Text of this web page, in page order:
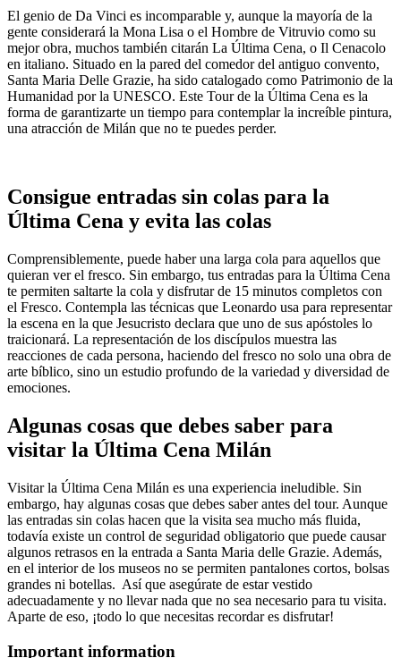
El genio de Da Vinci es incomparable y, aunque la mayoría de la
gente considerará la Mona Lisa o el Hombre de Vitruvio como su
mejor obra, muchos también citarán La Última Cena, o Il Cenacolo
en italiano. Situado en la pared del comedor del antiguo convento,
Santa Maria Delle Grazie, ha sido catalogado como Patrimonio de la
Humanidad por la UNESCO. Este Tour de la Última Cena es la
forma de garantizarte un tiempo para contemplar la increíble pintura,
una atracción de Milán que no te puedes perder.
Consigue entradas sin colas para la
Última Cena y evita las colas
Comprensiblemente, puede haber una larga cola para aquellos que
quieran ver el fresco. Sin embargo, tus entradas para la Última Cena
te permiten saltarte la cola y disfrutar de 15 minutos completos con
el Fresco. Contempla las técnicas que Leonardo usa para representar
la escena en la que Jesucristo declara que uno de sus apóstoles lo
traicionará. La representación de los discípulos muestra las
reacciones de cada persona, haciendo del fresco no solo una obra de
arte bíblico, sino un estudio profundo de la variedad y diversidad de
emociones.
Algunas cosas que debes saber para
visitar la Última Cena Milán
Visitar la Última Cena Milán es una experiencia ineludible. Sin
embargo, hay algunas cosas que debes saber antes del tour. Aunque
las entradas sin colas hacen que la visita sea mucho más fluida,
todavía existe un control de seguridad obligatorio que puede causar
algunos retrasos en la entrada a Santa Maria delle Grazie. Además,
en el interior de los museos no se permiten pantalones cortos, bolsas
grandes ni botellas. Así que asegúrate de estar vestido
adecuadamente y no llevar nada que no sea necesario para tu visita.
Aparte de eso, ¡todo lo que necesitas recordar es disfrutar!
Important information